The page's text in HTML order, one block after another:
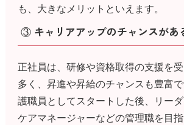
も、大きなメリットといえます。
③ キャリアアップのチャンスがあ
正社員は、研修や資格取得の支援を
多く、昇進や昇給のチャンスも豊富
護職員としてスタートした後、リーダ
ケアマネージャーなどの管理職を目